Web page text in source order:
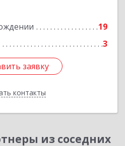
19
3
заявку
контакты
заявку
Назад
из соседних